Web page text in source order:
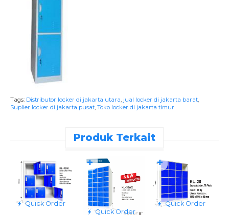
Tags: Distributor locker di jakarta utara jual locker di jakarta barat
Suplier locker di jakarta pusat Toko locker di jakarta timur
Produk Terkait
Quick Order
Quick Order
✚
Quick Order
✚